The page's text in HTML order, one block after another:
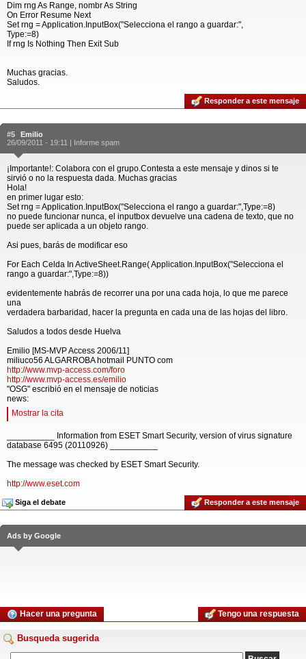
Dim rng As Range, nombr As String
On Error Resume Next
Set rng = Application.InputBox("Selecciona el rango a guardar:",
Type:=8)
If rng Is Nothing Then Exit Sub
Muchas gracias.
Saludos.
Responder a este mensaje
#5
Emilio
26/09/2011 - 19:11 | Informe spam
¡Importante!: Colabora con el grupo.Contesta a este mensaje y dinos si te
sirvió o no la respuesta dada. Muchas gracias
Hola!
en primer lugar esto:
Set rng = Application.InputBox("Selecciona el rango a guardar:",Type:=8)
no puede funcionar nunca, el inputbox devuelve una cadena de texto, que no
puede ser aplicada a un objeto rango.
Asi pues, barás de modificar eso
For Each Celda In ActiveSheet.Range( Application.InputBox("Selecciona el
rango a guardar:",Type:=8))
evidentemente habrás de recorrer una por una cada hoja, lo que me parece
una
verdadera barbaridad, hacer la pregunta en cada una de las hojas del libro.
Saludos a todos desde Huelva
Emilio [MS-MVP Access 2006/11]
miliuco56 ALGARROBA hotmail PUNTO com
http://www.mvp-access.com/foro
http://www.mvp-access.es/emilio
"OSG" escribió en el mensaje de noticias
news:
Mostrar la cita
__________ Information from ESET Smart Security, version of virus signature
database 6495 (20110926) __________
The message was checked by ESET Smart Security.
http://www.eset.com
Siga el debate Responder a este mensaje
Ads by Google
Hacer una pregunta Tengo una respuesta
Busqueda sugerida